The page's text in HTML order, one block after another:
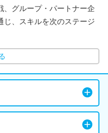
、グループ・パートナー企
じ、スキルを次のステージ